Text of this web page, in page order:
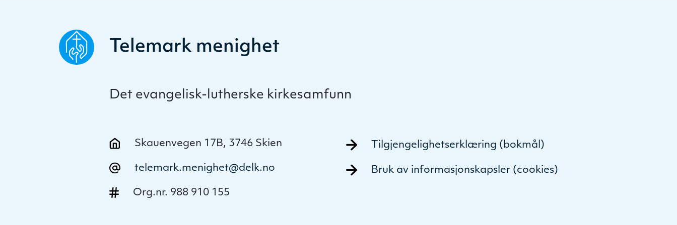
Telemark menighet
Det evangelisk-lutherske kirkesamfunn
Skauenvegen 17B, 3746 Skien
telemark.menighet@delk.no
Org.nr. 988 910 155
Tilgjengelighetserklæring (bokmål)
Bruk av informasjonskapsler (cookies)